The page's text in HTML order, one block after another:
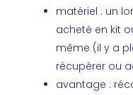
matériel : un
acheté en kit
même (il y a
récupérer ou
avantage :